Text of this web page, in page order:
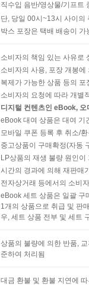
직수입 음반/영상물/기프트
단, 당일 00시~13시 사이의
박스 포장은 택배 배송이
소비자의 책임 있는 사유로
소비자의 사용, 포장 개봉
복제가 가능한 상품 등의
소비자의 요청에 따라 개별
디지털 컨텐츠인 eBook,
eBook 대여 상품은 대여 기
모바일 쿠폰 등록 후 취소/
중고상품이 구매확정(자동
LP상품의 재생 불량 원인
시간의 경과에 의해 재판매
전자상거래 등에서의 소비
eBook 세트 상품은 일괄 구
1개의 상품으로 취급 및 판
우, 세트 상품 전부 및 세트
상품의 불량에 의한 반품,
준하여 처리됨
대금 환불 및 환불 지연에